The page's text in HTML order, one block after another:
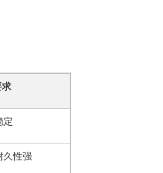
定
久性强